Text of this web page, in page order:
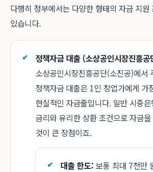
다행히 정부에서는 다양한 형태의 자금 지
있습니다.
정책자금 대출 (소상공인시장진흥공
소상공인시장진흥공단(소진공)에서
정책자금 대출은 1인 창업가에게 가
현실적인 자금줄입니다. 일반 시중
금리와 유리한 상환 조건으로 자금
것이 큰 장점이죠.
대출 한도: 보통 최대 7천만